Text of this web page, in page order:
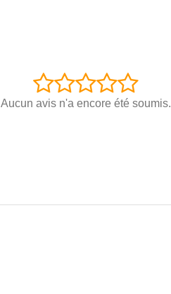
Aucun avis n'a encore été soumis.